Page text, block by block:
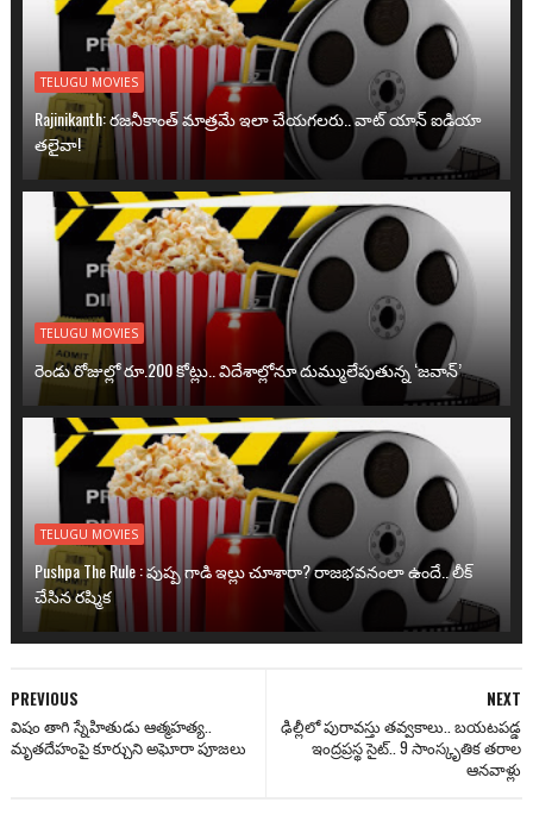
TELUGU MOVIES
Rajinikanth: రజనీకాంత్ మాత్రమే ఇలా చేయగలరు.. వాట్ యాన్ ఐడియా
తలైవా!
TELUGU MOVIES
రెండు రోజుల్లో రూ.200 కోట్లు.. విదేశాల్లోనూ దుమ్ములేపుతున్న ‘జవాన్’
TELUGU MOVIES
Pushpa The Rule : పుష్ప గాడి ఇల్లు చూశారా? రాజభవనంలా ఉందే.. లీక్
చేసిన రష్మిక
NEXT
ఢిల్లీలో పురావస్తు తవ్వకాలు.. బయటపడ్డ
ఇంద్రప్రస్థ సైట్.. 9 సాంస్కృతిక తరాల
ఆనవాళ్లు
PREVIOUS
విషం తాగి స్నేహితుడు ఆత్మహత్య..
మృతదేహంపై కూర్చుని అఘోరా పూజలు